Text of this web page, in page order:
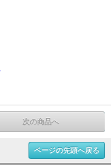
次の商品へ
ページの先頭へ戻る